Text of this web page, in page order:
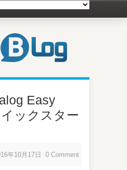
Easy
ックスター
年10月17日 0 Comment